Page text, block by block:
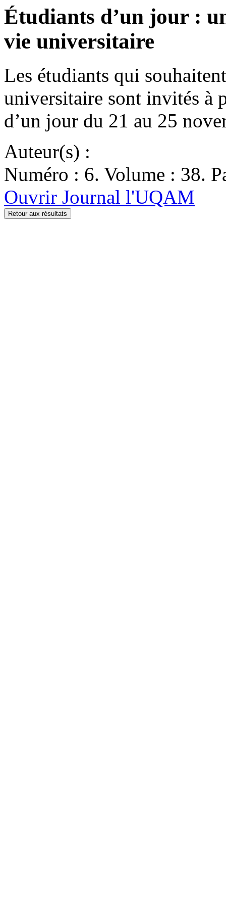
Étudiants d’un jour :
vie universitaire
Les étudiants qui
universitaire sont invités à
d’un jour du 21 au 25
Auteur(s) :
Numéro : 6. Volume : 38.
Ouvrir Journal l'UQAM
Retour aux résultats